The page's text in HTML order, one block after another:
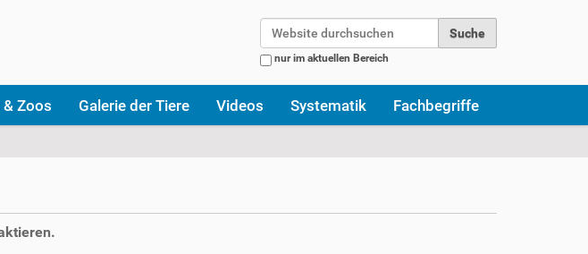
nur im aktuellen Bereich
Zoos Galerie der Tiere Videos Systematik Fachbegriffe